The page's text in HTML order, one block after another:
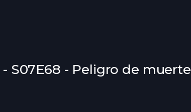
S07E68 - Peligro de muerte